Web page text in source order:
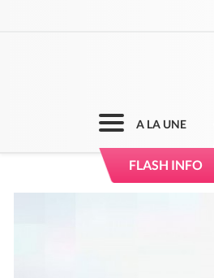
A LA UNE
FLASH INFO